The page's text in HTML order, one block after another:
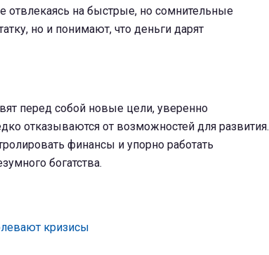
на быстрые, но сомнительные
но и понимают, что деньги дарят
перед собой новые цели, уверенно
отказываются от возможностей для развития.
финансы и упорно работать
богатства.
кризисы